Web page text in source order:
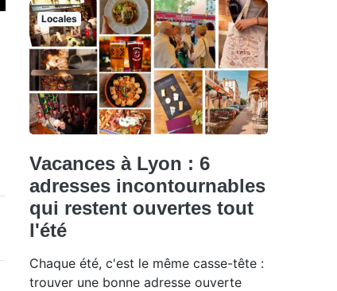
Locales
Vacances à Lyon : 6
adresses incontournables
qui restent ouvertes tout
l'été
Chaque été, c'est le même casse-tête :
trouver une bonne adresse ouverte